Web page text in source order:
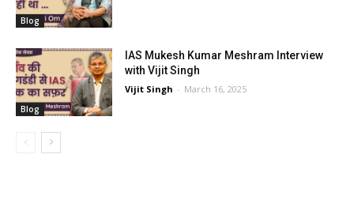
Blog
Blog
IAS Mukesh Kumar Meshram Interview
with Vijit Singh
Vijit Singh - March 16, 2025